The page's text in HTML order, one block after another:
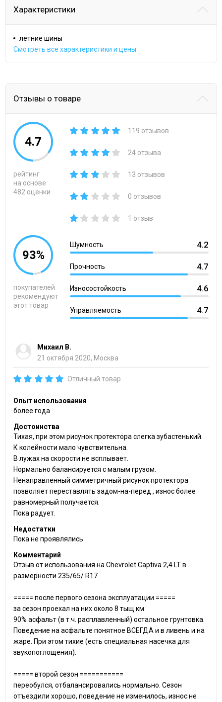
Характеристики
летние шины
Смотреть все характеристики и цены
Отзывы о товаре
4.7
рейтинг
на основе
482 оценки
119 отзывов
24 отзыва
13 отзывов
0 отзывов
1 отзыв
93%
покупателей
рекомендуют
этот товар
Шумность 4.2
Прочность 4.7
Износостойкость 4.6
Управляемость 4.7
Михаил В.
21 октября 2020, Москва
Отличный товар
Опыт использования
более года
Достоинства
Тихая, при этом рисунок протектора слегка зубастенький.
К колейности мало чувствительна.
В лужах на скорости не всплывает.
Нормально балансируется с малым грузом.
Ненаправленный симметричный рисунок протектора
позволяет переставлять задом-на-перед , износ более
равномерный получается.
Пока радует.
Недостатки
Пока не проявлялись
Комментарий
Отзыв от использования на Chevrolet Captiva 2,4 LT в
размерности 235/65/ R17
===== после первого сезона эксплуатации =====
за сезон проехал на них около 8 тыщ км
90% асфальт (в т.ч. расплавленный) остальное грунтовка.
Поведение на асфальте понятное ВСЕГДА и в ливень и на
жаре. При этом тихие (есть специальная насечка для
звукопоглощения).
===== второй сезон ===========
переобулся, отбалансировались нормально. Сезон
отъездили хорошо, поведение не изменилось, износ не